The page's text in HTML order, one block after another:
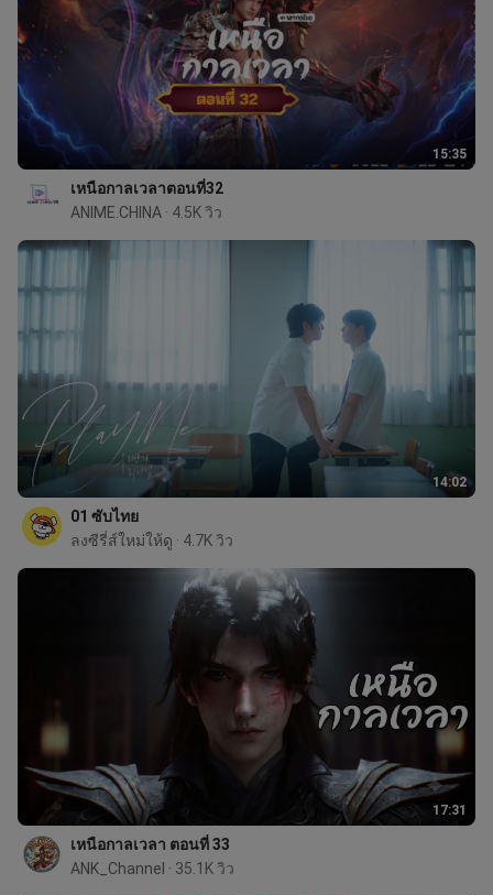
15:35
เหนือกาลเวลาตอนที่32
ANIME.CHINA · 4.5K วิว
14:02
01 ซับไทย
ลงซีรี่ส์ใหม่ให้ดู · 4.7K วิว
17:31
เหนือกาลเวลา ตอนที่ 33
ANK_Channel · 35.1K วิว